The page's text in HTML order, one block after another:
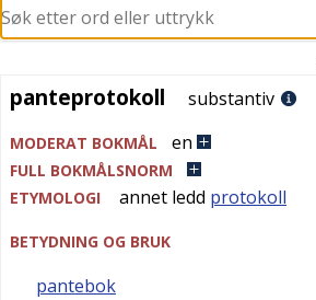
panteprotokoll
panteprotokoll substantiv
MODERAT BOKMÅL en
FULL BOKMÅLSNORM
ETYMOLOGI
annet ledd protokoll
BETYDNING OG BRUK
pantebok